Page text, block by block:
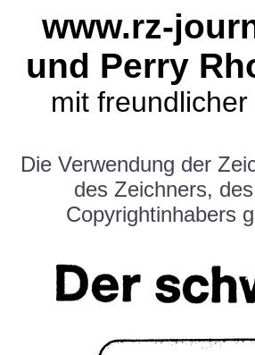
www.rz-
und Perry
mit
Die Verwendung der
des Zeichners,
Copyrightinhabers